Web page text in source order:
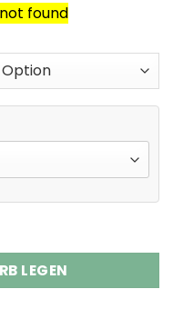
not found
Vape
LEGEN